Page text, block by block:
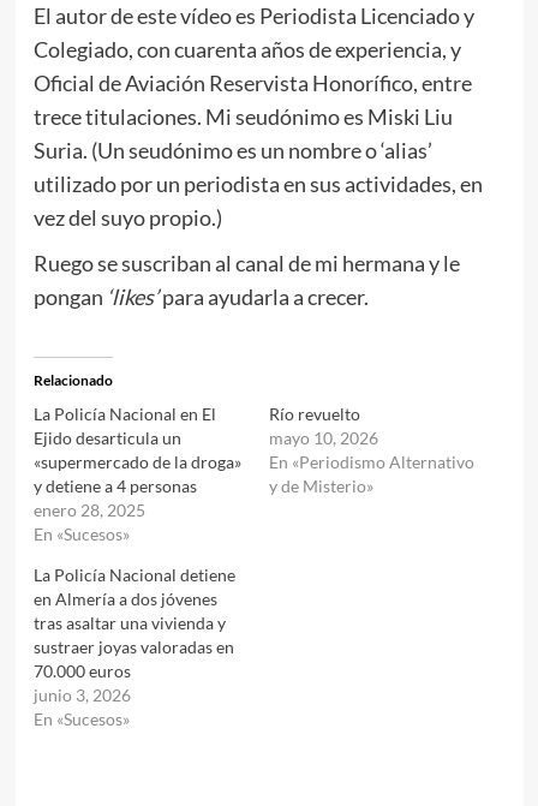
El autor de este vídeo es Periodista Licenciado y
Colegiado, con cuarenta años de experiencia, y
Oficial de Aviación Reservista Honorífico, entre
trece titulaciones. Mi seudónimo es Miski Liu
Suria. (Un seudónimo es un nombre o ‘alias’
utilizado por un periodista en sus actividades, en
vez del suyo propio.)
Ruego se suscriban al canal de mi hermana y le
pongan ‘likes’para ayudarla a crecer.
Relacionado
La Policía Nacional en El
Ejido desarticula un
«supermercado de la droga»
y detiene a 4 personas
enero 28, 2025
En «Sucesos»
Río revuelto
mayo 10, 2026
En «Periodismo Alternativo
y de Misterio»
La Policía Nacional detiene
en Almería a dos jóvenes
tras asaltar una vivienda y
sustraer joyas valoradas en
70.000 euros
junio 3, 2026
En «Sucesos»